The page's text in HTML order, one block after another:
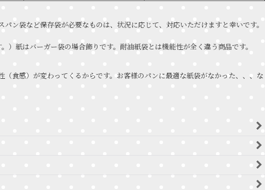
ン袋など保存袋が必要なものは、状況に応じて、対応いただけますと幸いです。
紙はバーガー袋の場合飾りです。耐油紙袋とは機能性が全く違う商品です。
食感）が変わってくるからです。お客様のパンに最適な紙袋がなかった、、、な